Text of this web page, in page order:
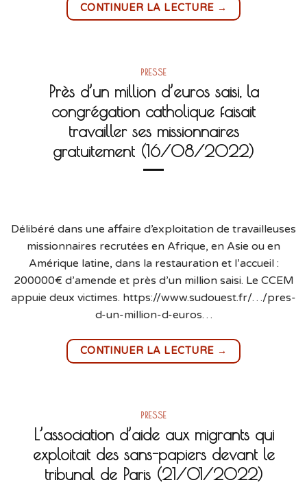
CONTINUER LA LECTURE →
PRESSE
Près d’un million d’euros saisi, la
congrégation catholique faisait
travailler ses missionnaires
gratuitement (16/08/2022)
Délibéré dans une affaire d’exploitation de travailleuses
missionnaires recrutées en Afrique, en Asie ou en
Amérique latine, dans la restauration et l’accueil :
200000€ d’amende et près d’un million saisi. Le CCEM
appuie deux victimes. https://www.sudouest.fr/…/pres-
d-un-million-d-euros…
CONTINUER LA LECTURE →
PRESSE
L’association d’aide aux migrants qui
exploitait des sans-papiers devant le
tribunal de Paris (21/01/2022)